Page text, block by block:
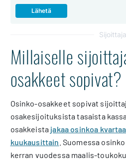
Millaiselle
osakkeet sopivat?
Osinko-osakkeet sopivat
osakesijoituksista tasaista
osakkeista jakaa osinkoa
kuukausittain . Suomessa
kerran vuodessa maalis-